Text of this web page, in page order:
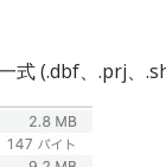
(.dbf、.prj、